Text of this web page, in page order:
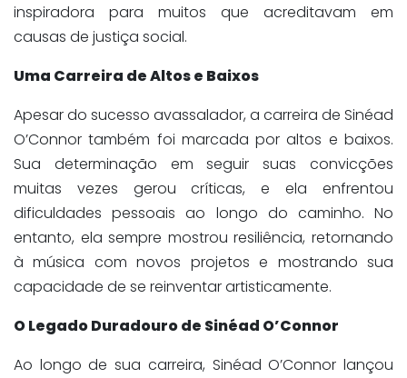
inspiradora para muitos que acreditavam em
causas de justiça social.
Uma Carreira de Altos e Baixos
Apesar do sucesso avassalador, a carreira de Sinéad
O’Connor também foi marcada por altos e baixos.
Sua determinação em seguir suas convicções
muitas vezes gerou críticas, e ela enfrentou
dificuldades pessoais ao longo do caminho. No
entanto, ela sempre mostrou resiliência, retornando
à música com novos projetos e mostrando sua
capacidade de se reinventar artisticamente.
O Legado Duradouro de Sinéad O’Connor
Ao longo de sua carreira, Sinéad O’Connor lançou